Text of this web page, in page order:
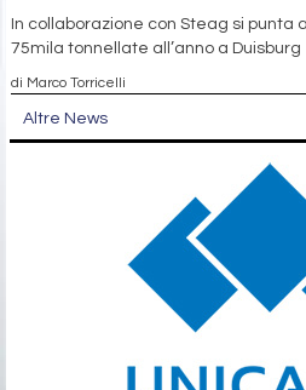
In collaborazione con Steag si punta
75mila tonnellate all’anno a Duisburg
di Marco Torricelli
Altre News